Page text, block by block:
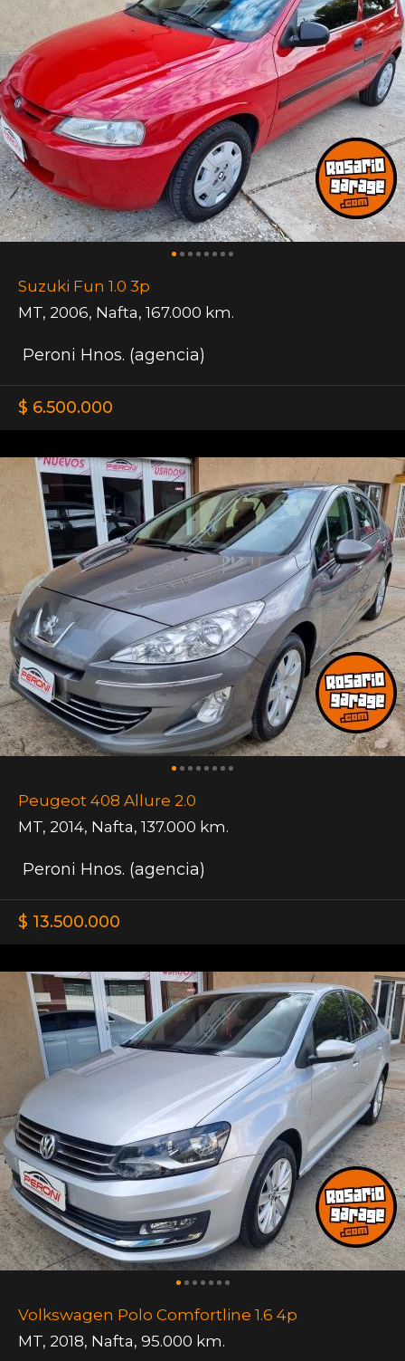
Suzuki Fun 1.0 3p
MT, 2006, Nafta, 167.000 km.
Peroni Hnos. (agencia)
$ 6.500.000
Peugeot 408 Allure 2.0
MT, 2014, Nafta, 137.000 km.
Peroni Hnos. (agencia)
$ 13.500.000
Volkswagen Polo Comfortline 1.6 4p
MT, 2018, Nafta, 95.000 km.